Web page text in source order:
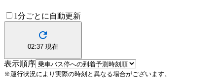
1分ごとに自動更新
02:37 現在
表示順序
※運行状況により実際の時刻と異なる場合がございます。